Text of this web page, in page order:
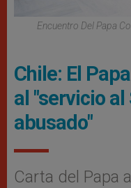
Encuentro Del Papa
Chile: El
al "servicio al
abusado"
Carta del Papa